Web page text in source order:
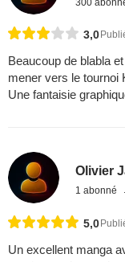
3,0
Beaucoup de blabla
mener vers le tournoi
Une fantaisie
Olivier
1 abonné
5,0
Un excellent manga